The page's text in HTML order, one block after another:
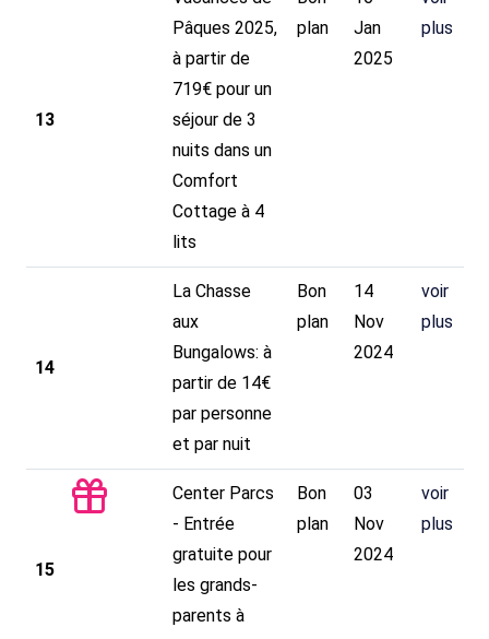
13
Pâques 2025,
à partir de
719€ pour un
séjour de 3
nuits dans un
Comfort
Cottage à 4
lits
plan
Jan
2025
plus
14
La Chasse
aux
Bungalows: à
partir de 14€
par personne
et par nuit
Bon
plan
14
Nov
2024
voir
plus
15
Center Parcs
- Entrée
gratuite pour
les grands-
parents à
Bon
plan
03
Nov
2024
voir
plus